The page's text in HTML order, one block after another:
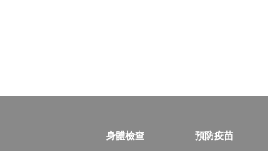
身體檢查 預防疫苗